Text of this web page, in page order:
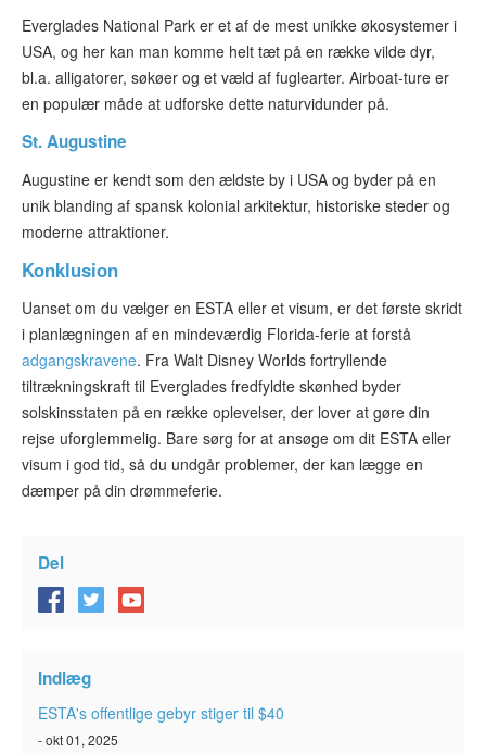
Everglades National Park er et af de mest unikke økosystemer i
USA, og her kan man komme helt tæt på en række vilde dyr,
bl.a. alligatorer, søkøer og et væld af fuglearter. Airboat-ture er
en populær måde at udforske dette naturvidunder på.
St. Augustine
Augustine er kendt som den ældste by i USA og byder på en
unik blanding af spansk kolonial arkitektur, historiske steder og
moderne attraktioner.
Konklusion
Uanset om du vælger en ESTA eller et visum, er det første skridt
i planlægningen af en mindeværdig Florida-ferie at forstå
adgangskravene. Fra Walt Disney Worlds fortryllende
tiltrækningskraft til Everglades fredfyldte skønhed byder
solskinsstaten på en række oplevelser, der lover at gøre din
rejse uforglemmelig. Bare sørg for at ansøge om dit ESTA eller
visum i god tid, så du undgår problemer, der kan lægge en
dæmper på din drømmeferie.
Del
Indlæg
ESTA's offentlige gebyr stiger til $40
- okt 01, 2025